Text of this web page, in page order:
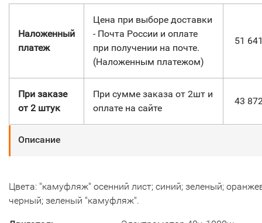
Наложенный
платеж
Цена при выборе доставки
- Почта России и оплате
при получении на почте.
(Наложенным платежом)
51
При заказе
от 2 штук
При сумме заказа от 2шт и
оплате на сайте
43
Описание
Цвета: "камуфляж" осенний лист; синий; зеленый;
черный; зеленый "камуфляж".